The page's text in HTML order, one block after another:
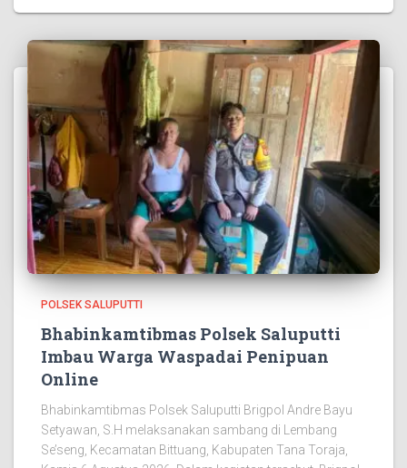
POLSEK SALUPUTTI
Bhabinkamtibmas Polsek Saluputti
Imbau Warga Waspadai Penipuan
Online
Bhabinkamtibmas Polsek Saluputti Brigpol Andre Bayu
Setyawan, S.H melaksanakan sambang di Lembang
Se’seng, Kecamatan Bittuang, Kabupaten Tana Toraja,